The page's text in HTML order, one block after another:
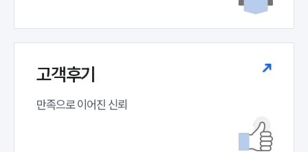
고객후기
만족으로 이어진 신뢰